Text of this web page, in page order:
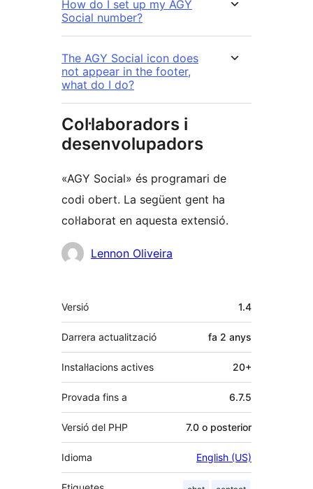
How do I set up my AGY
Social number?
The AGY Social icon does
not appear in the footer,
what do I do?
Col·laboradors i
desenvolupadors
«AGY Social» és programari de
codi obert. La següent gent ha
col·laborat en aquesta extensió.
Col·laboradors
Lennon Oliveira
Meta
Versió 1.4
Darrera actualització fa 2 anys
Instal·lacions actives 20+
Provada fins a 6.7.5
Versió del PHP 7.0 o posterior
Idioma English (US)